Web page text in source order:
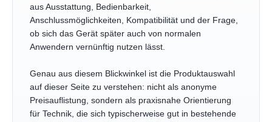
aus Ausstattung, Bedienbarkeit,
Anschlussmöglichkeiten, Kompatibilität und der Frage,
ob sich das Gerät später auch von normalen
Anwendern vernünftig nutzen lässt.
Genau aus diesem Blickwinkel ist die Produktauswahl
auf dieser Seite zu verstehen: nicht als anonyme
Preisauflistung, sondern als praxisnahe Orientierung
für Technik, die sich typischerweise gut in bestehende